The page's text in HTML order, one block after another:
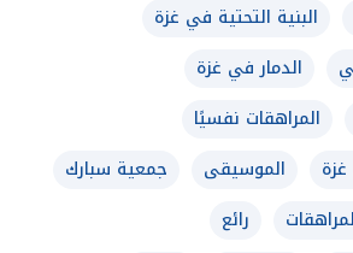
البنية التحتية في غزة
الدمار في غزة
المراهقات نفسيًا
الموسيقى
جمعية سبارك
رائع